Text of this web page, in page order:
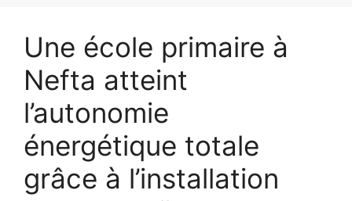
Une école primaire à
Nefta atteint
l’autonomie
énergétique totale
grâce à l’installation